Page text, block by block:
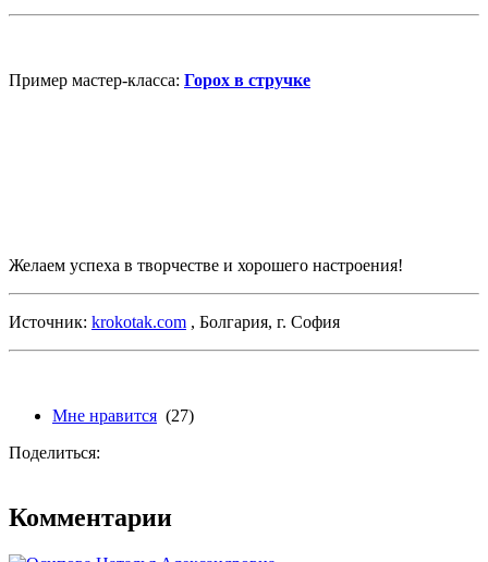
Пример мастер-класса: Горох в стручке
Желаем успеха в творчестве и хорошего настроения!
Источник: krokotak.com , Болгария, г. София
Мне нравится (27)
Поделиться:
Комментарии